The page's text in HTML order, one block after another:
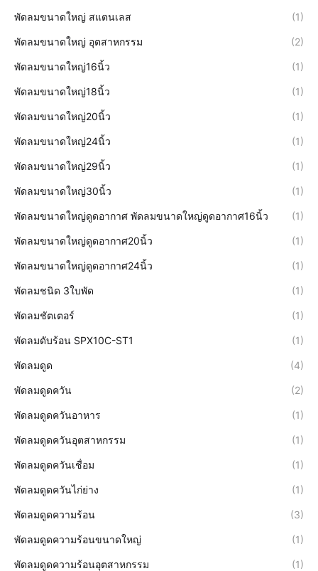
พัดลมขนาดใหญ่ สแตนเลส (1)
พัดลมขนาดใหญ่ อุตสาหกรรม (2)
พัดลมขนาดใหญ่16นิ้ว (1)
พัดลมขนาดใหญ่18นิ้ว (1)
พัดลมขนาดใหญ่20นิ้ว (1)
พัดลมขนาดใหญ่24นิ้ว (1)
พัดลมขนาดใหญ่29นิ้ว (1)
พัดลมขนาดใหญ่30นิ้ว (1)
พัดลมขนาดใหญ่ดูดอากาศ พัดลมขนาดใหญ่ดูดอากาศ16นิ้ว (1)
พัดลมขนาดใหญ่ดูดอากาศ20นิ้ว (1)
พัดลมขนาดใหญ่ดูดอากาศ24นิ้ว (1)
พัดลมชนิด 3ใบพัด (1)
พัดลมชัตเตอร์ (1)
พัดลมดับร้อน SPX10C-ST1 (1)
พัดลมดูด (4)
พัดลมดูดควัน (2)
พัดลมดูดควันอาหาร (1)
พัดลมดูดควันอุตสาหกรรม (1)
พัดลมดูดควันเชื่อม (1)
พัดลมดูดควันไก่ย่าง (1)
พัดลมดูดความร้อน (3)
พัดลมดูดความร้อนขนาดใหญ่ (1)
พัดลมดูดความร้อนอุตสาหกรรม (1)